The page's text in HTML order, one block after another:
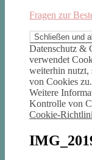
Fragen zur
Datenschutz &
verwendet
weiterhin nutzt,
von Cookies zu.
Weitere
Kontrolle von
Cookie-